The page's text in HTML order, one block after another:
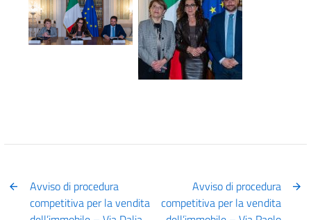
Avviso di procedura
competitiva per la vendita
Avviso di procedura
competitiva per la vendita